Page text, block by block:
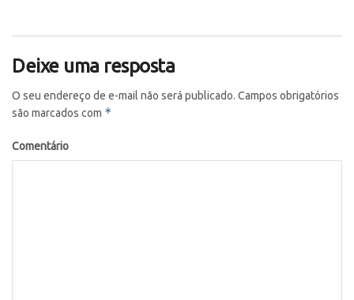
Deixe uma resposta
O seu endereço de e-mail não será publicado. Campos obrigatórios
são marcados com *
Comentário